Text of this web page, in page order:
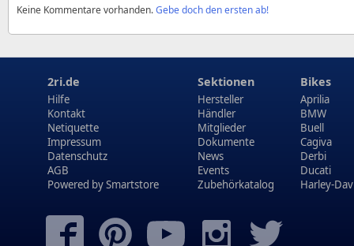
Keine Kommentare vorhanden.Gebe doch den ersten ab!
2ri.de
Hilfe
Kontakt
Netiquette
Impressum
Datenschutz
AGB
Powered bySmartstore
Sektionen
Hersteller
Händler
Mitglieder
Dokumente
News
Events
Zubehörkatalog
Bikes
Aprilia
BMW
Buell
Cagiva
Derbi
Ducati
Harley-